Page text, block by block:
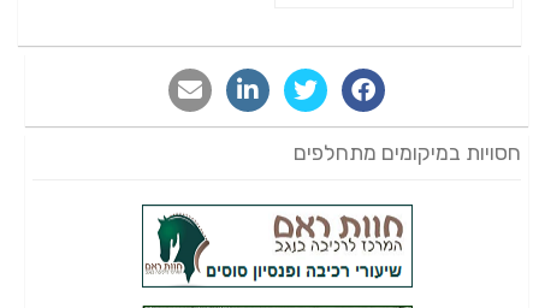
חסויות במיקומים מתחלפים